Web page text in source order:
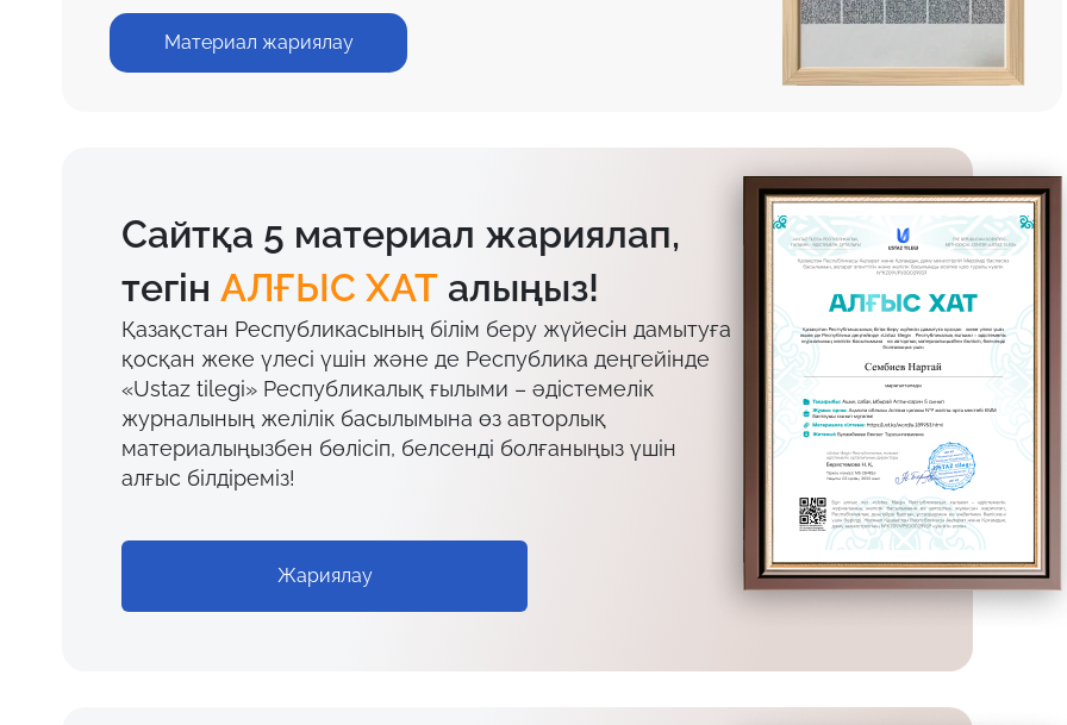
Материал жариялау
Сайтқа 5 материал жариялап,
тегін АЛҒЫС ХАТ алыңыз!
Қазақстан Республикасының білім беру жүйесін дамытуға
қосқан жеке үлесі үшін және де Республика деңгейінде
«Ustaz tilegi» Республикалық ғылыми – әдістемелік
журналының желілік басылымына өз авторлық
материалыңызбен бөлісіп, белсенді болғаныңыз үшін
алғыс білдіреміз!
Жариялау